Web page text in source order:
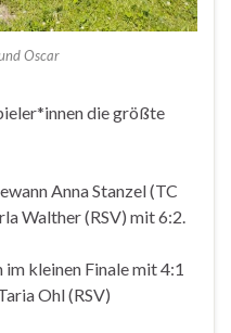
Oscar
die größte
Anna Stanzel (TC
Walther (RSV) mit 6:2.
kleinen Finale mit 4:1
Ohl (RSV)